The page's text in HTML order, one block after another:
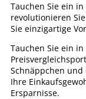
Tauchen Sie ein
revolutionieren
Sie einzigartige
Tauchen Sie ein
Schnäppchen und
Ihre
Ersparnisse.